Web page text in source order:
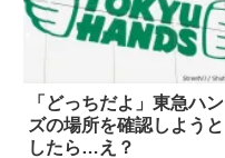
「どっちだよ」東急ハン
ズの場所を確認しようと
したら…え？